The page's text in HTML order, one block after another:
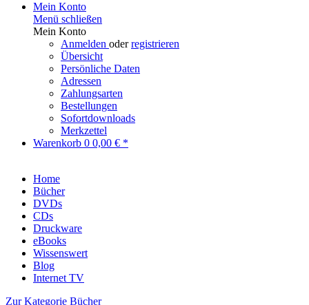
Mein Konto
Menü schließen
Mein Konto
Anmelden oderregistrieren
Übersicht
Persönliche Daten
Adressen
Zahlungsarten
Bestellungen
Sofortdownloads
Merkzettel
Warenkorb 0 0,00 € *
Home
Bücher
DVDs
CDs
Druckware
eBooks
Wissenswert
Blog
Internet TV
Zur Kategorie Bücher